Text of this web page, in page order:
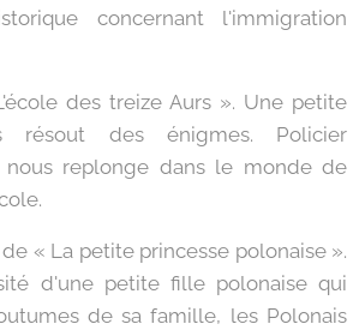
concernant l'immigration
des treize Aurs ». Une petite
résout des énigmes. Policier
nous replonge dans le monde de
« La petite princesse polonaise ».
d'une petite fille polonaise qui
de sa famille, les Polonais